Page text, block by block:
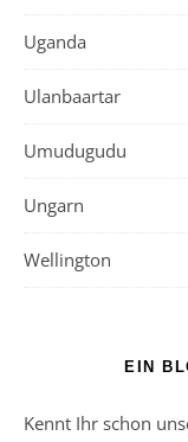
Uganda
Ulanbaartar
Umudugudu
Ungarn
Wellington
EIN
Kennt Ihr schon